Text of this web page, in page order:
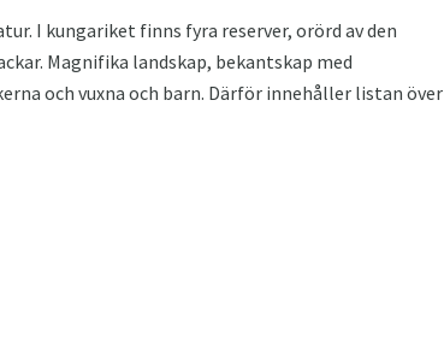
I kungariket finns fyra reserver, orörd av den
Magnifika landskap, bekantskap med
och vuxna och barn. Därför innehåller listan över